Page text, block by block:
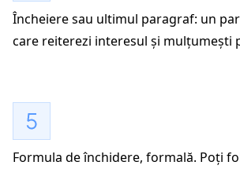
Încheiere sau ultimul paragraf: un
care reiterezi interesul și mulțumești
Formula de închidere, formală. Poți